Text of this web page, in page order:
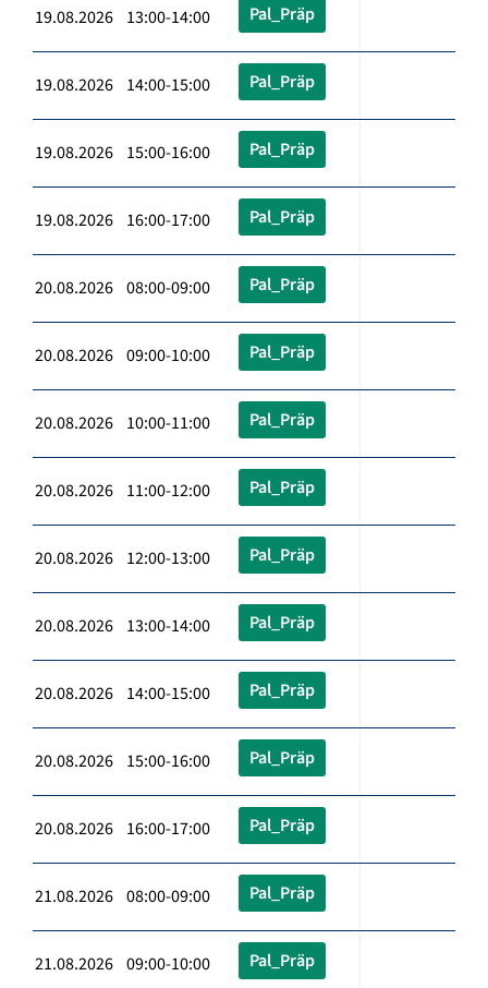
19.08.2026 13:00-14:00 Pal_Präp
19.08.2026 14:00-15:00 Pal_Präp
19.08.2026 15:00-16:00 Pal_Präp
19.08.2026 16:00-17:00 Pal_Präp
20.08.2026 08:00-09:00 Pal_Präp
20.08.2026 09:00-10:00 Pal_Präp
20.08.2026 10:00-11:00 Pal_Präp
20.08.2026 11:00-12:00 Pal_Präp
20.08.2026 12:00-13:00 Pal_Präp
20.08.2026 13:00-14:00 Pal_Präp
20.08.2026 14:00-15:00 Pal_Präp
20.08.2026 15:00-16:00 Pal_Präp
20.08.2026 16:00-17:00 Pal_Präp
21.08.2026 08:00-09:00 Pal_Präp
21.08.2026 09:00-10:00 Pal_Präp